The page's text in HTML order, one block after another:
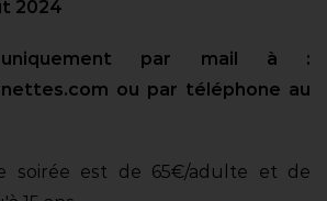
2024
uniquement par mail à :
ou par téléphone au
soirée est de 65€/adulte et de